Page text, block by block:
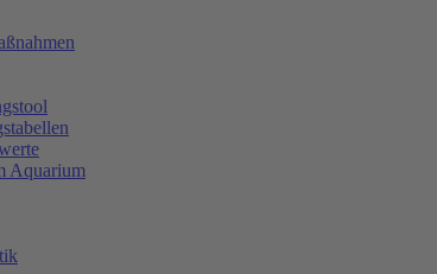
Aquarium